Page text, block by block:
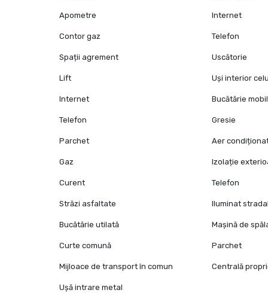
Apometre Internet
Contor gaz Telefon
Spații agrement Uscătorie
Lift Uși interior
Internet Bucătărie
Telefon Gresie
Parchet Aer
Gaz Izolație
Curent Telefon
Străzi asfaltate Iluminat stradal
Bucătărie utilată Mașină de
Curte comună Parchet
Mijloace de transport în comun Centrală
Ușă intrare metal